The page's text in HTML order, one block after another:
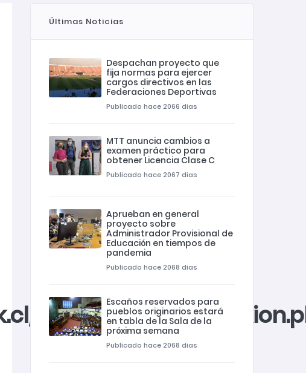
private_html/
Últimas Noticias
Despachan proyecto que
fija normas para ejercer
cargos directivos en las
Federaciones Deportivas
Publicado hace 2066 dias
MTT anuncia cambios a
examen práctico para
obtener Licencia Clase C
Publicado hace 2067 dias
Aprueban en general
proyecto sobre
Administrador Provisional de
Educación en tiempos de
pandemia
Publicado hace 2068 dias
Escaños reservados para
pueblos originarios estará
en tabla de la Sala de la
próxima semana
Publicado hace 2068 dias